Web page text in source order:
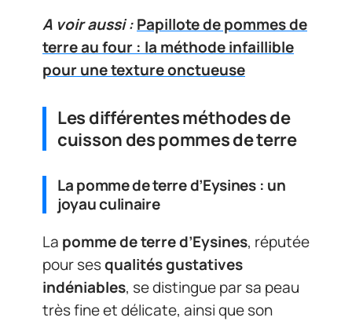
A voir aussi :Papillote de pommes de
terre au four : la méthode infaillible
pour une texture onctueuse
Les différentes méthodes de
cuisson des pommes de terre
La pomme de terre d’Eysines : un
joyau culinaire
La pomme de terre d’Eysines, réputée
pour sesqualités gustatives
indéniables, se distingue par sa peau
très fine et délicate, ainsi que son